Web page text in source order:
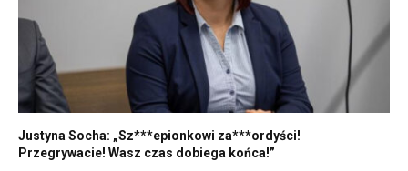
Justyna Socha: „Sz***epionkowi za***ordyści!
Przegrywacie! Wasz czas dobiega końca!”